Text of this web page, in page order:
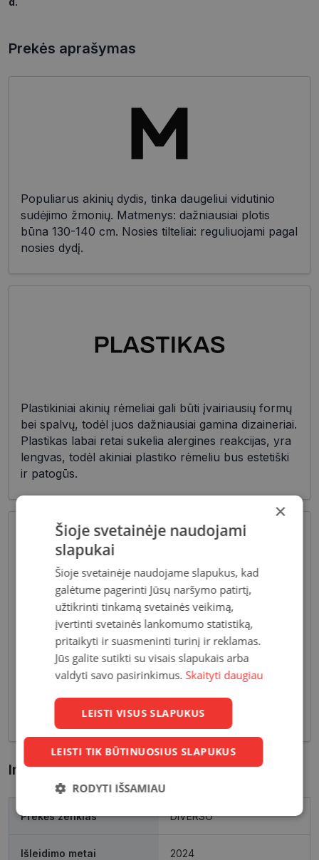
Prekės aprašymas
Populiarus akinių dydis, tinka daugeliui vidutinio
sudėjimo žmonių. Matmenys: dažniausiai plotis
būna 130-140 cm. Nosies tilteliai: reguliuojami pagal
nosies dydį.
Plastikiniai akinių rėmeliai gali būti įvairiausių formų
bei spalvų, todėl juos dažniausiai gamina dizaineriai.
Plastikas labai retai sukelia alergines reakcijas, yra
lengvas, todėl akiniai plastiko rėmeliu bus estetiški
ir patogūs.
Pagrindiniai reikalavimai, keliami vyriškiems
akiniams - patvarios medžiagos bei solidžios
vyriškos formos, derančios prie įvairių vyriškų
aprangos stilių. Dėl funkcionalumo bei puikių
optinių savybių, vyriški akiniai skirti nešiojimui
kasdien, vairavimui bei sportui.
Informacija apie prekę
Prekės ženklas DIVERSO
Išleidimo metai 2024
×
Šioje svetainėje naudojami
slapukai
Šioje svetainėje naudojame slapukus, kad
galėtume pagerinti Jūsų naršymo patirtį,
užtikrinti tinkamą svetainės veikimą,
įvertinti svetainės lankomumo statistiką,
pritaikyti ir suasmeninti turinį ir reklamas.
Jūs galite sutikti su visais slapukais arba
valdyti savo pasirinkimus. Skaityti daugiau
LEISTI VISUS SLAPUKUS
LEISTI TIK BŪTINUOSIUS SLAPUKUS
RODYTI IŠSAMIAU
Būtinieji
Statistikos
Rinkodaros